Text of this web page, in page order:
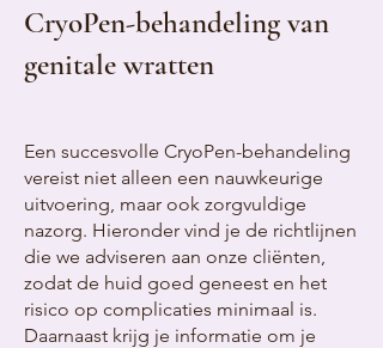
CryoPen-behandeling van
genitale wratten
Een succesvolle CryoPen-behandeling
vereist niet alleen een nauwkeurige
uitvoering, maar ook zorgvuldige
nazorg. Hieronder vind je de richtlijnen
die we adviseren aan onze cliënten,
zodat de huid goed geneest en het
risico op complicaties minimaal is.
Daarnaast krijg je informatie om je